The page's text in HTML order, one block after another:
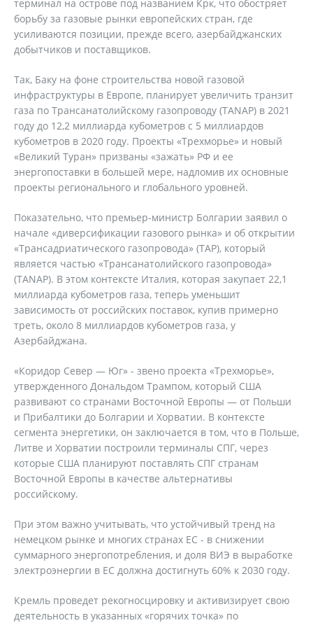
терминал на острове под названием Крк, что обостряет
борьбу за газовые рынки европейских стран, где
усиливаются позиции, прежде всего, азербайджанских
добытчиков и поставщиков.
Так, Баку на фоне строительства новой газовой
инфраструктуры в Европе, планирует увеличить транзит
газа по Трансанатолийскому газопроводу (TANAP) в 2021
году до 12,2 миллиарда кубометров с 5 миллиардов
кубометров в 2020 году. Проекты «Трехморье» и новый
«Великий Туран» призваны «зажать» РФ и ее
энергопоставки в большей мере, надломив их основные
проекты регионального и глобального уровней.
Показательно, что премьер-министр Болгарии заявил о
начале «диверсификации газового рынка» и об открытии
«Трансадриатического газопровода» (TAP), который
является частью «Трансанатолийского газопровода»
(TANAP). В этом контексте Италия, которая закупает 22,1
миллиарда кубометров газа, теперь уменьшит
зависимость от российских поставок, купив примерно
треть, около 8 миллиардов кубометров газа, у
Азербайджана.
«Коридор Север — Юг» - звено проекта «Трехморье»,
утвержденного Дональдом Трампом, который США
развивают со странами Восточной Европы — от Польши
и Прибалтики до Болгарии и Хорватии. В контексте
сегмента энергетики, он заключается в том, что в Польше,
Литве и Хорватии построили терминалы СПГ, через
которые США планируют поставлять СПГ странам
Восточной Европы в качестве альтернативы
российскому.
При этом важно учитывать, что устойчивый тренд на
немецком рынке и многих странах ЕС - в снижении
суммарного энергопотребления, и доля ВИЭ в выработке
электроэнергии в ЕС должна достигнуть 60% к 2030 году.
Кремль проведет рекогносцировку и активизирует свою
деятельность в указанных «горячих точка» по